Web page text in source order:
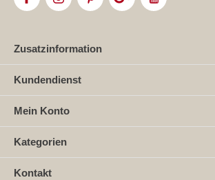
Zusatzinformation
Kundendienst
Mein Konto
Kategorien
Kontakt